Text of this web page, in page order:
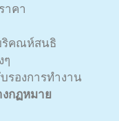
าคา
ริคณห์สนธิ
ๆ
รองการทำงาน
งกฏหมาย